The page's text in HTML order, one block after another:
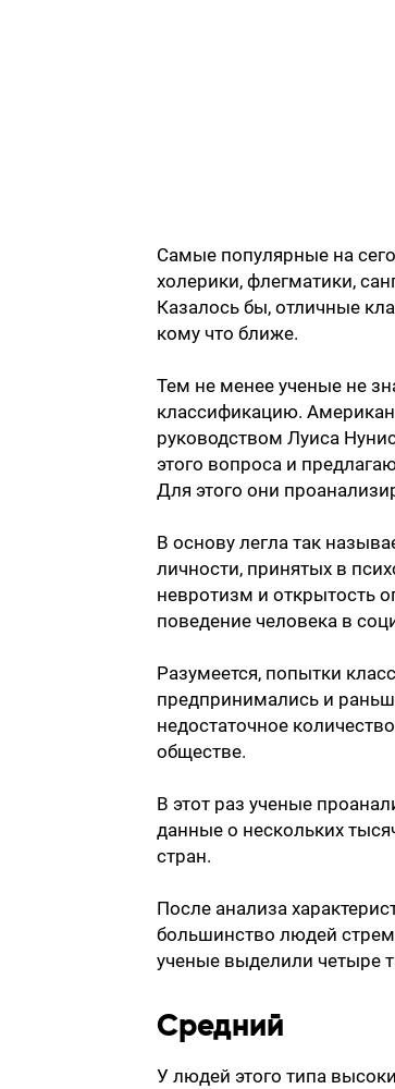
Самые популярные на
холерики, флегматики,
Казалось бы, отличные
кому что ближе.
Тем не менее ученые не
классификацию.
руководством Луиса
этого вопроса и
Для этого они
В основу легла так
личности, принятых в
невротизм и открытость
поведение человека в
Разумеется, попытки
предпринимались и
недостаточное
обществе.
В этот раз ученые
данные о нескольких
стран.
После анализа
большинство людей
ученые выделили четыре
Средний
У людей этого типа